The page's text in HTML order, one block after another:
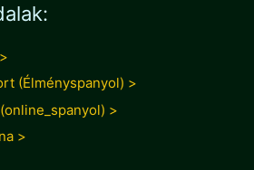
(Élményspanyol) >
>
>